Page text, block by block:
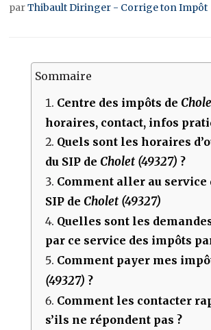
parThibault Diringer - Corrige ton Impôt
Sommaire
Centre des impôts de
horaires, contact, infos
Quels sont les horaires
du SIP de Cholet (49327) ?
Comment aller au service
SIP de Cholet (49327)
Quelles sont les
par ce service des impôts
Comment payer mes
(49327) ?
Comment les contacter
s’ils ne répondent pas ?